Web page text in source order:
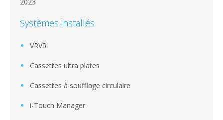
Systèmes installés
VRV5
Cassettes ultra plates
Cassettes à soufflage circulaire
i-Touch Manager